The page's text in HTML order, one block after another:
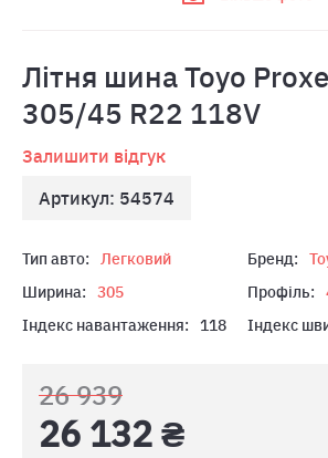
Літня шина Toyo
305/45 R22 118V
Залишити відгук
Артикул: 54574
Тип авто: Легковий Бренд:
Ширина:
305 Профіль:
Індекс навантаження:
118 Індекс
26 939
26 132 ₴